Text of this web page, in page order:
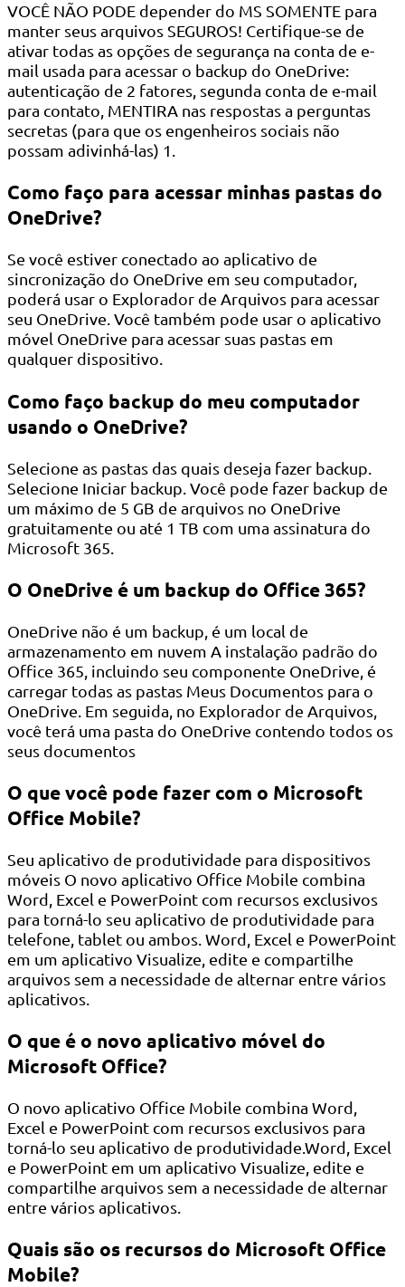
VOCÊ NÃO PODE depender do MS SOMENTE para
manter seus arquivos SEGUROS! Certifique-se de
ativar todas as opções de segurança na conta de e-
mail usada para acessar o backup do OneDrive:
autenticação de 2 fatores, segunda conta de e-mail
para contato, MENTIRA nas respostas a perguntas
secretas (para que os engenheiros sociais não
possam adivinhá-las) 1.
Como faço para acessar minhas pastas do
OneDrive?
Se você estiver conectado ao aplicativo de
sincronização do OneDrive em seu computador,
poderá usar o Explorador de Arquivos para acessar
seu OneDrive. Você também pode usar o aplicativo
móvel OneDrive para acessar suas pastas em
qualquer dispositivo.
Como faço backup do meu computador
usando o OneDrive?
Selecione as pastas das quais deseja fazer backup.
Selecione Iniciar backup. Você pode fazer backup de
um máximo de 5 GB de arquivos no OneDrive
gratuitamente ou até 1 TB com uma assinatura do
Microsoft 365.
O OneDrive é um backup do Office 365?
OneDrive não é um backup, é um local de
armazenamento em nuvem A instalação padrão do
Office 365, incluindo seu componente OneDrive, é
carregar todas as pastas Meus Documentos para o
OneDrive. Em seguida, no Explorador de Arquivos,
você terá uma pasta do OneDrive contendo todos os
seus documentos
O que você pode fazer com o Microsoft
Office Mobile?
Seu aplicativo de produtividade para dispositivos
móveis O novo aplicativo Office Mobile combina
Word, Excel e PowerPoint com recursos exclusivos
para torná-lo seu aplicativo de produtividade para
telefone, tablet ou ambos. Word, Excel e PowerPoint
em um aplicativo Visualize, edite e compartilhe
arquivos sem a necessidade de alternar entre vários
aplicativos.
O que é o novo aplicativo móvel do
Microsoft Office?
O novo aplicativo Office Mobile combina Word,
Excel e PowerPoint com recursos exclusivos para
torná-lo seu aplicativo de produtividade.Word, Excel
e PowerPoint em um aplicativo Visualize, edite e
compartilhe arquivos sem a necessidade de alternar
entre vários aplicativos.
Quais são os recursos do Microsoft Office
Mobile?